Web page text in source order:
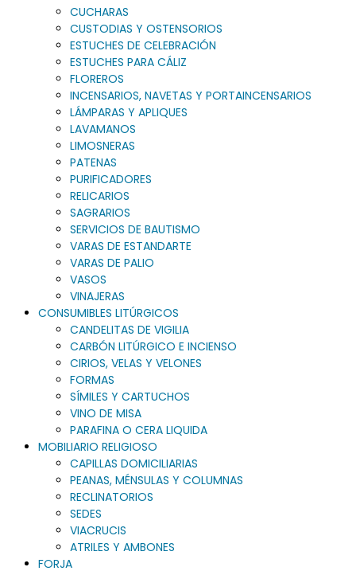
CUCHARAS
CUSTODIAS Y OSTENSORIOS
ESTUCHES DE CELEBRACIÓN
ESTUCHES PARA CÁLIZ
FLOREROS
INCENSARIOS, NAVETAS Y PORTAINCENSARIOS
LÁMPARAS Y APLIQUES
LAVAMANOS
LIMOSNERAS
PATENAS
PURIFICADORES
RELICARIOS
SAGRARIOS
SERVICIOS DE BAUTISMO
VARAS DE ESTANDARTE
VARAS DE PALIO
VASOS
VINAJERAS
CONSUMIBLES LITÚRGICOS
CANDELITAS DE VIGILIA
CARBÓN LITÚRGICO E INCIENSO
CIRIOS, VELAS Y VELONES
FORMAS
SÍMILES Y CARTUCHOS
VINO DE MISA
PARAFINA O CERA LIQUIDA
MOBILIARIO RELIGIOSO
CAPILLAS DOMICILIARIAS
PEANAS, MÉNSULAS Y COLUMNAS
RECLINATORIOS
SEDES
VIACRUCIS
ATRILES Y AMBONES
FORJA